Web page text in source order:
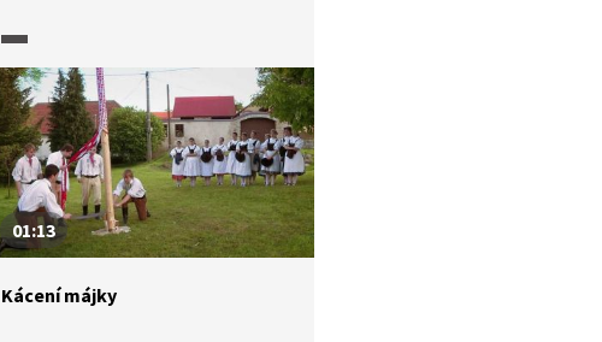
a to od výzdoby po atmosféru.
Video zahrnuje autentické dobové
záběry doplněné o čtené deníkové
záznamy.
01:13
Kácení májky